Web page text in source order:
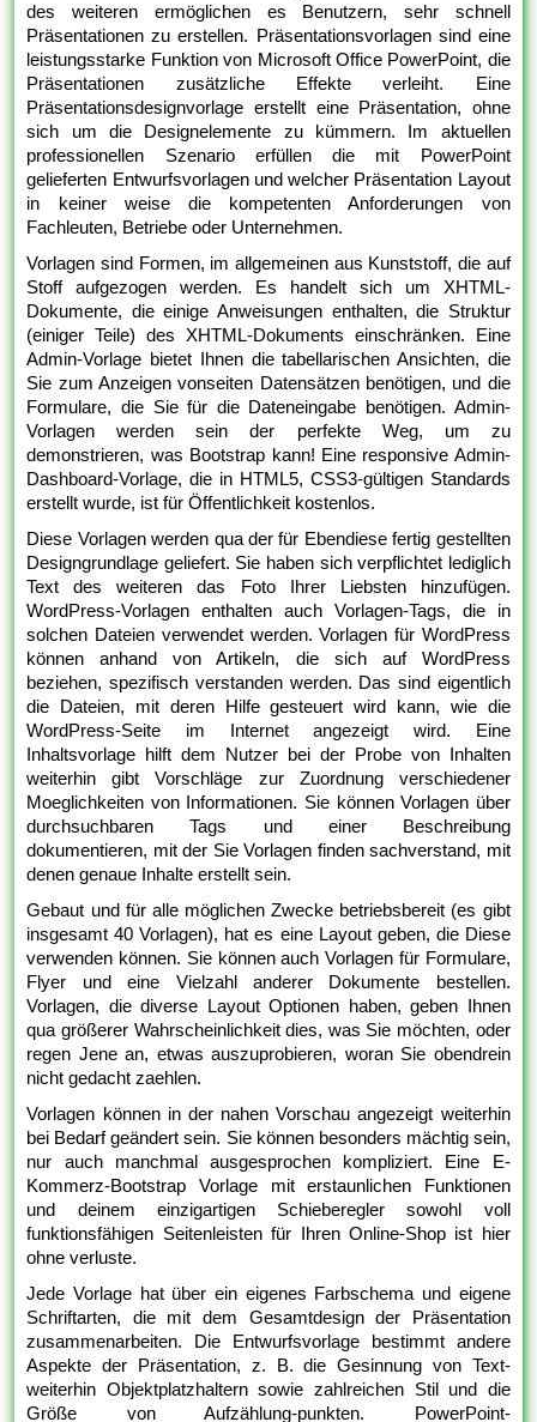
des weiteren ermöglichen es Benutzern, sehr schnell
Präsentationen zu erstellen. Präsentationsvorlagen sind eine
leistungsstarke Funktion von Microsoft Office PowerPoint, die
Präsentationen zusätzliche Effekte verleiht. Eine
Präsentationsdesignvorlage erstellt eine Präsentation, ohne
sich um die Designelemente zu kümmern. Im aktuellen
professionellen Szenario erfüllen die mit PowerPoint
gelieferten Entwurfsvorlagen und welcher Präsentation Layout
in keiner weise die kompetenten Anforderungen von
Fachleuten, Betriebe oder Unternehmen.
Vorlagen sind Formen, im allgemeinen aus Kunststoff, die auf
Stoff aufgezogen werden. Es handelt sich um XHTML-
Dokumente, die einige Anweisungen enthalten, die Struktur
(einiger Teile) des XHTML-Dokuments einschränken. Eine
Admin-Vorlage bietet Ihnen die tabellarischen Ansichten, die
Sie zum Anzeigen vonseiten Datensätzen benötigen, und die
Formulare, die Sie für die Dateneingabe benötigen. Admin-
Vorlagen werden sein der perfekte Weg, um zu
demonstrieren, was Bootstrap kann! Eine responsive Admin-
Dashboard-Vorlage, die in HTML5, CSS3-gültigen Standards
erstellt wurde, ist für Öffentlichkeit kostenlos.
Diese Vorlagen werden qua der für Ebendiese fertig gestellten
Designgrundlage geliefert. Sie haben sich verpflichtet lediglich
Text des weiteren das Foto Ihrer Liebsten hinzufügen.
WordPress-Vorlagen enthalten auch Vorlagen-Tags, die in
solchen Dateien verwendet werden. Vorlagen für WordPress
können anhand von Artikeln, die sich auf WordPress
beziehen, spezifisch verstanden werden. Das sind eigentlich
die Dateien, mit deren Hilfe gesteuert wird kann, wie die
WordPress-Seite im Internet angezeigt wird. Eine
Inhaltsvorlage hilft dem Nutzer bei der Probe von Inhalten
weiterhin gibt Vorschläge zur Zuordnung verschiedener
Moeglichkeiten von Informationen. Sie können Vorlagen über
durchsuchbaren Tags und einer Beschreibung
dokumentieren, mit der Sie Vorlagen finden sachverstand, mit
denen genaue Inhalte erstellt sein.
Gebaut und für alle möglichen Zwecke betriebsbereit (es gibt
insgesamt 40 Vorlagen), hat es eine Layout geben, die Diese
verwenden können. Sie können auch Vorlagen für Formulare,
Flyer und eine Vielzahl anderer Dokumente bestellen.
Vorlagen, die diverse Layout Optionen haben, geben Ihnen
qua größerer Wahrscheinlichkeit dies, was Sie möchten, oder
regen Jene an, etwas auszuprobieren, woran Sie obendrein
nicht gedacht zaehlen.
Vorlagen können in der nahen Vorschau angezeigt weiterhin
bei Bedarf geändert sein. Sie können besonders mächtig sein,
nur auch manchmal ausgesprochen kompliziert. Eine E-
Kommerz-Bootstrap Vorlage mit erstaunlichen Funktionen
und deinem einzigartigen Schieberegler sowohl voll
funktionsfähigen Seitenleisten für Ihren Online-Shop ist hier
ohne verluste.
Jede Vorlage hat über ein eigenes Farbschema und eigene
Schriftarten, die mit dem Gesamtdesign der Präsentation
zusammenarbeiten. Die Entwurfsvorlage bestimmt andere
Aspekte der Präsentation, z. B. die Gesinnung von Text-
weiterhin Objektplatzhaltern sowie zahlreichen Stil und die
Größe von Aufzählung-punkten. PowerPoint-